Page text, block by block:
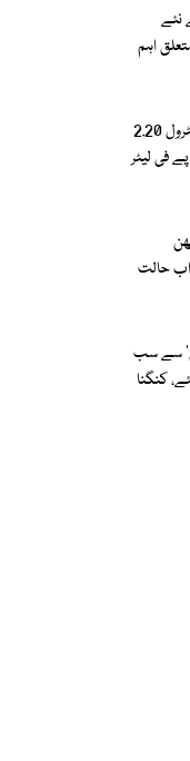
نئے
اہم
اوگرا کی سفارش پر پیٹرول 2.20
ڈیزل 1.50 روپے فی لیٹر
حالت
سے سب
کنگنا